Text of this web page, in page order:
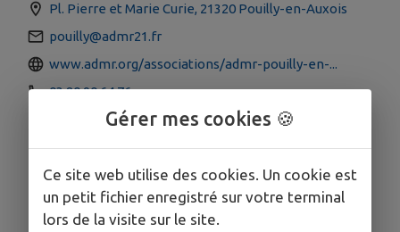
Pl. Pierre et Marie Curie, 21320 Pouilly-en-Auxois
pouilly@admr21.fr
www.admr.org/associations/admr-pouilly-en-...
03 80 90 64 76
Gérer mes cookies 🍪
Ce site web utilise des cookies. Un cookie est
un petit fichier enregistré sur votre terminal
lors de la visite sur le site.